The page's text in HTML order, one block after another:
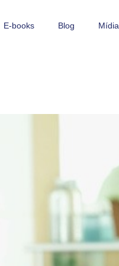
E-books Blog Mídia